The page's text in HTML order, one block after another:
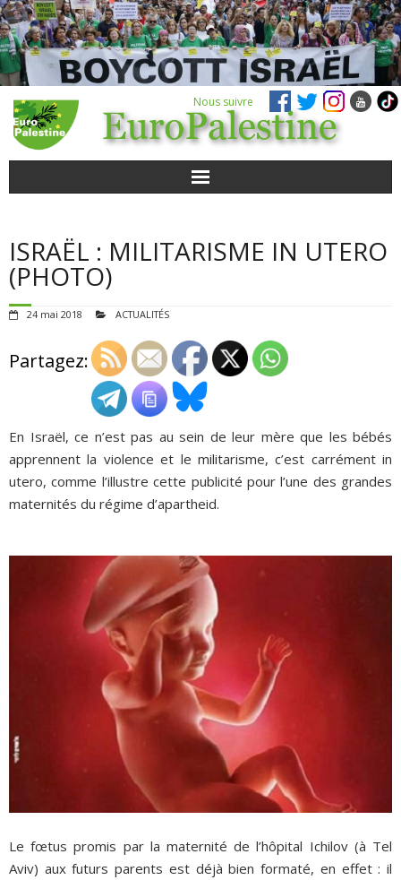
Nous suivre
POUR AGIR
QUI SOMMES-NOUS ?
ADHÉSIONS, DONS, CONTACT
ISRAËL : MILITARISME IN UTERO
(PHOTO)
24 mai 2018 ACTUALITÉS
Partagez:
En Israël, ce n’est pas au sein de leur mère que les bébés
apprennent la violence et le militarisme, c’est carrément in
utero, comme l’illustre cette publicité pour l’une des grandes
maternités du régime d’apartheid.
Le fœtus promis par la maternité de l’hôpital Ichilov (à Tel
Aviv) aux futurs parents est déjà bien formaté, en effet : il